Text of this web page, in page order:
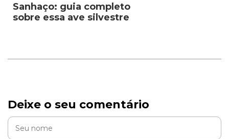
Sanhaço: guia completo
sobre essa ave silvestre
Deixe o seu comentário